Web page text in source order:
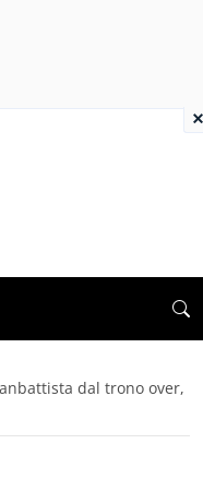
dal trono over,
×